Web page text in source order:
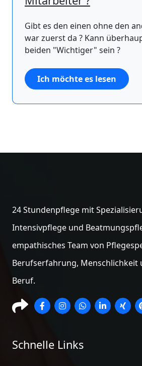
Gibt es den einen ohne den
war zuerst da ? Kann
beiden "Wichtiger" sein ?
Ich möchte es lesen
24 Stundenpflege mit
Intensivpflege und
empathisches Team von
Berufserfahrung, Menschlichkeit
Beruf.
Schnelle Links